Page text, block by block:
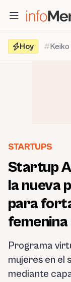
contenido
Hoy
STARTUPS
Startup
la nueva
para
Programa
mujeres en el
mediante